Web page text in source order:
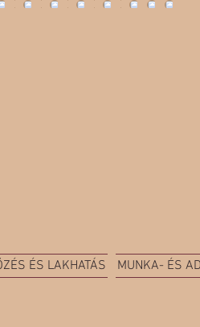
ÉS LAKHATÁS MUNKA- ÉS